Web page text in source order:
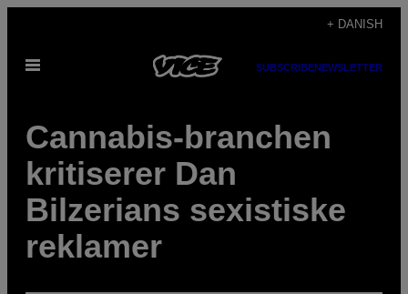
indhold
+ DANISH
Åbn
SUBSCRIBENEWSLETTER
Cannabis-branchen
kritiserer Dan
Bilzerians sexistiske
reklamer